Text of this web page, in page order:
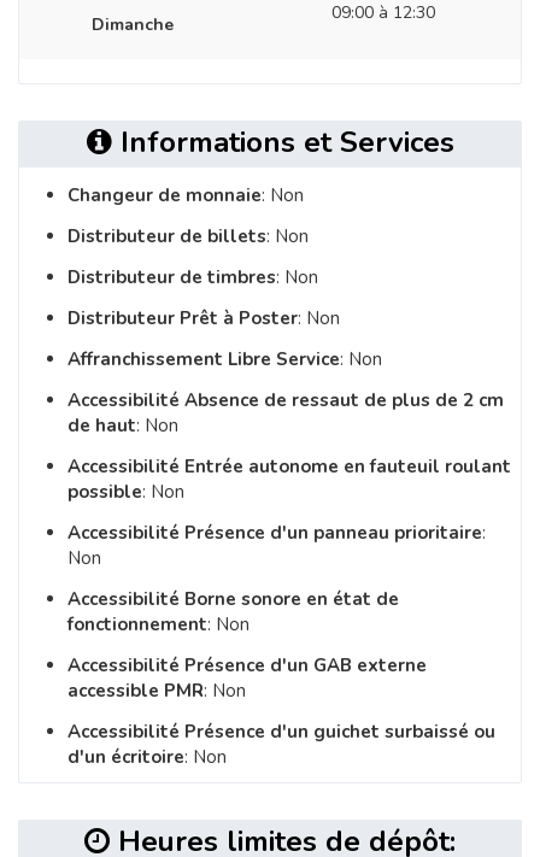
Dimanche
09:00 à 12:30
Informations et Services
Changeur de monnaie: Non
Distributeur de billets: Non
Distributeur de timbres: Non
Distributeur Prêt à Poster: Non
Affranchissement Libre Service: Non
Accessibilité Absence de ressaut de plus de 2 cm
de haut: Non
Accessibilité Entrée autonome en fauteuil roulant
possible: Non
Accessibilité Présence d'un panneau prioritaire:
Non
Accessibilité Borne sonore en état de
fonctionnement: Non
Accessibilité Présence d'un GAB externe
accessible PMR: Non
Accessibilité Présence d'un guichet surbaissé ou
d'un écritoire: Non
Heures limites de dépôt: